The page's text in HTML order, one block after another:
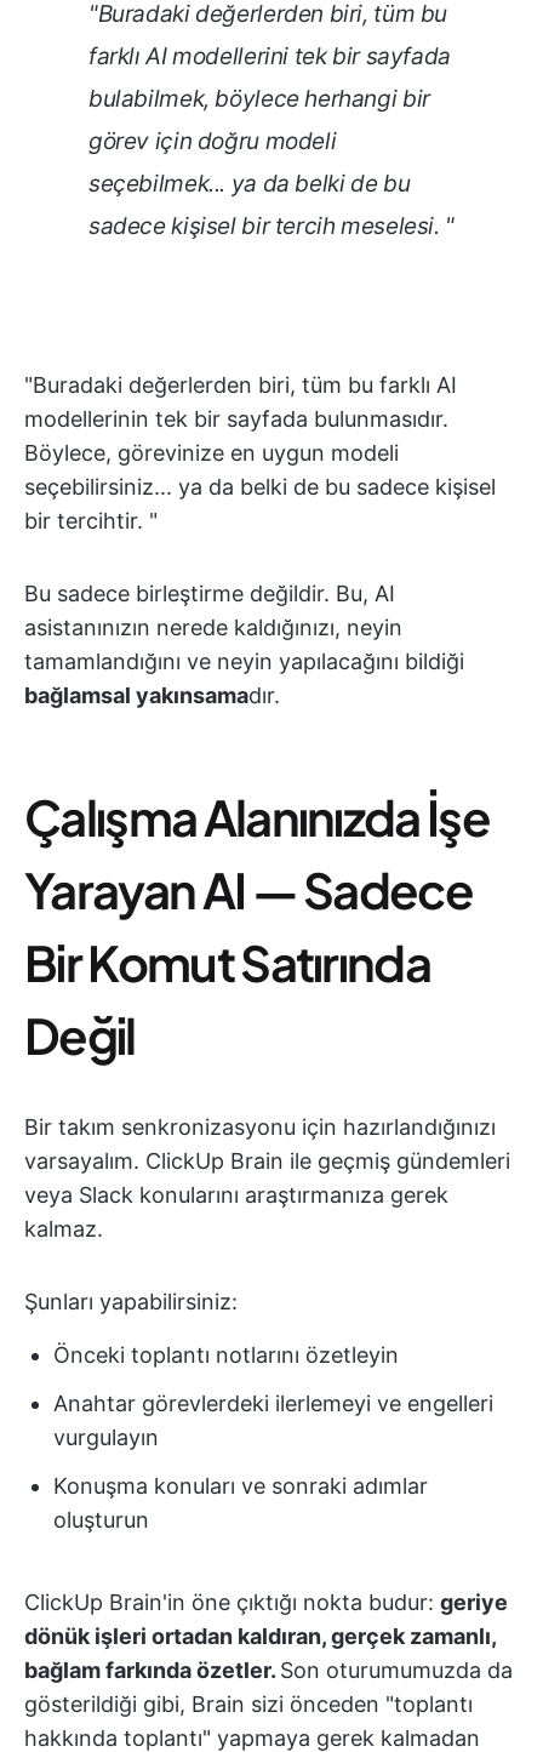
"Buradaki değerlerden biri, tüm bu
farklı AI modellerini tek bir sayfada
bulabilmek, böylece herhangi bir
görev için doğru modeli
seçebilmek... ya da belki de bu
sadece kişisel bir tercih meselesi. "
"Buradaki değerlerden biri, tüm bu farklı AI
modellerinin tek bir sayfada bulunmasıdır.
Böylece, görevinize en uygun modeli
seçebilirsiniz... ya da belki de bu sadece kişisel
bir tercihtir. "
Bu sadece birleştirme değildir. Bu, AI
asistanınızın nerede kaldığınızı, neyin
tamamlandığını ve neyin yapılacağını bildiği
bağlamsal yakınsamadır.
Çalışma Alanınızda İşe
Yarayan AI — Sadece
Bir Komut Satırında
Değil
Bir takım senkronizasyonu için hazırlandığınızı
varsayalım. ClickUp Brain ile geçmiş gündemleri
veya Slack konularını araştırmanıza gerek
kalmaz.
Şunları yapabilirsiniz:
Önceki toplantı notlarını özetleyin
Anahtar görevlerdeki ilerlemeyi ve engelleri
vurgulayın
Konuşma konuları ve sonraki adımlar
oluşturun
ClickUp Brain'in öne çıktığı nokta budur: geriye
dönük işleri ortadan kaldıran, gerçek zamanlı,
bağlam farkında özetler. Son oturumumuzda da
gösterildiği gibi, Brain sizi önceden "toplantı
hakkında toplantı" yapmaya gerek kalmadan